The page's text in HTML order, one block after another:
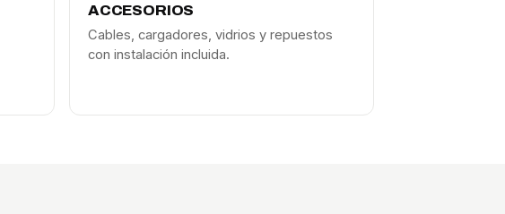
ACCESORIOS
Cables, cargadores, vidrios y repuestos
con instalación incluida.